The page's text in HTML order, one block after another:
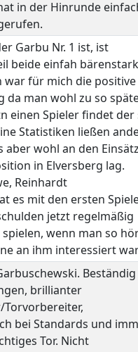
in der Hinrunde
Garbu Nr. 1 ist, ist
beide einfah bärenstark
war für mich die positive
da man wohl zu so
einen Spieler findet der
Statistiken ließen
aber wohl an den
in Elversberg lag.
Reinhardt
es mit den ersten
jetzt regelmäßig
spielen, wenn man so
an ihm interessiert
brillianter
Torvorbereiter,
bei Standards und
Tor. Nicht